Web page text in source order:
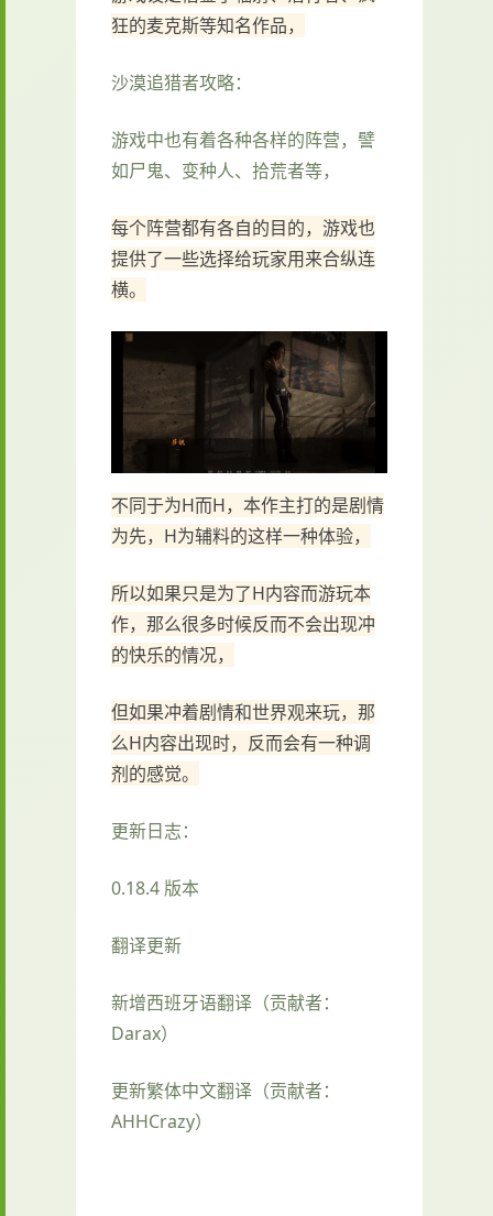
狂的麦克斯等知名作品，
沙漠追猎者攻略：
游戏中也有着各种各样的阵营，譬
如尸鬼、变种人、拾荒者等，
每个阵营都有各自的目的，游戏也
提供了一些选择给玩家用来合纵连
横。
不同于为H而H，本作主打的是剧情
为先，H为辅料的这样一种体验，
所以如果只是为了H内容而游玩本
作，那么很多时候反而不会出现冲
的快乐的情况，
但如果冲着剧情和世界观来玩，那
么H内容出现时，反而会有一种调
剂的感觉。
更新日志：
0.18.4 版本
翻译更新
新增西班牙语翻译（贡献者：
Darax）
更新繁体中文翻译（贡献者：
AHHCrazy）